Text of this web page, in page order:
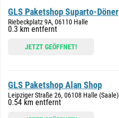
GLS Paketshop Suparto-Döner
Riebeckplatz 9A, 06110 Halle
0.3 km entfernt
JETZT GEÖFFNET!
GLS Paketshop Alan Shop
Leipziger Straße 26, 06108 Halle (Saale)
0.54 km entfernt